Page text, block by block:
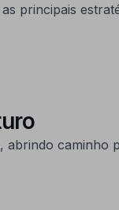
principais
caminho